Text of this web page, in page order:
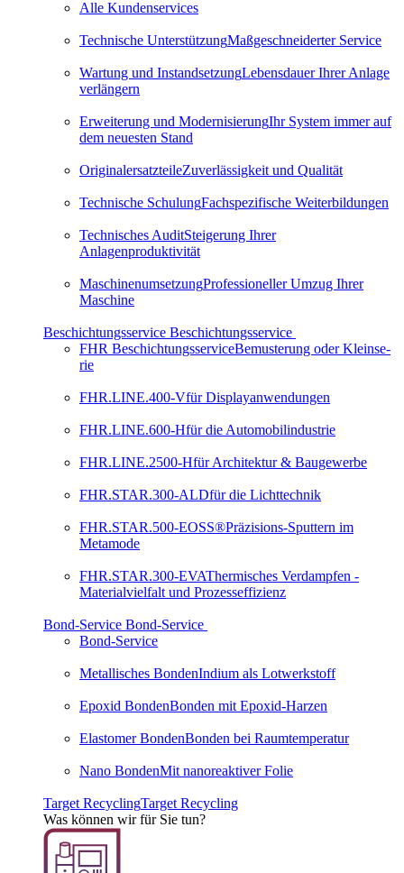
Alle Kundenservices
Technische UnterstützungMaßgeschneiderter Service
Wartung und InstandsetzungLebensdauer Ihrer Anlage
verlängern
Erweiterung und ModernisierungIhr System immer auf
dem neuesten Stand
OriginalersatzteileZuverlässigkeit und Qualität
Technische SchulungFachspezifische Weiterbildungen
Technisches AuditSteigerung Ihrer
Anlagenproduktivität
MaschinenumsetzungProfessioneller Umzug Ihrer
Maschine
Beschichtungsservice Beschichtungsservice
FHR BeschichtungsserviceBe­mus­te­rung oder Klein­se­
rie
FHR.LINE.400-Vfür Displayanwendungen
FHR.LINE.600-Hfür die Automobilindustrie
FHR.LINE.2500-Hfür Architektur & Baugewerbe
FHR.STAR.300-ALDfür die Lichttechnik
FHR.STAR.500-EOSS®Präzisions-Sputtern im
Metamode
FHR.STAR.300-EVAThermisches Verdampfen -
Materialvielfalt und Prozesseffizienz
Bond-Service Bond-Service
Bond-Service
Metallisches BondenIndium als Lotwerkstoff
Epoxid BondenBonden mit Epoxid-Harzen
Elastomer BondenBonden bei Raumtemperatur
Nano BondenMit nanoreaktiver Folie
Target RecyclingTarget Recycling
Was können wir für Sie tun?